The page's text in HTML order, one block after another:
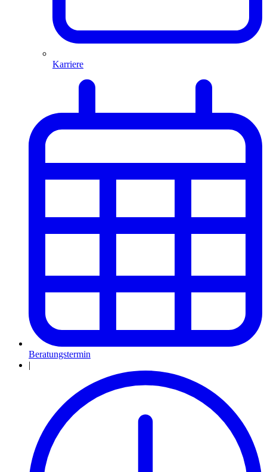
Karriere
Beratungstermin
|